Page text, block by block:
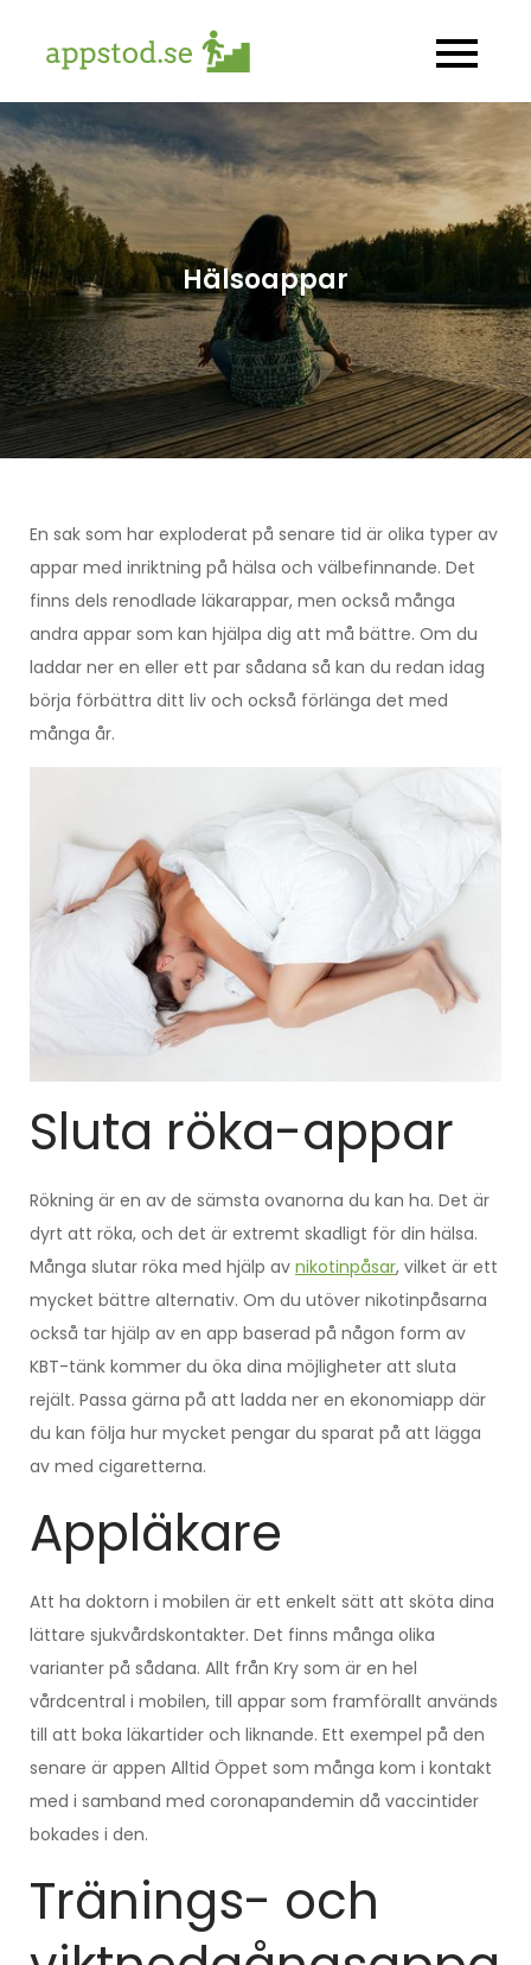
appstod.se
Allt om hälsoappar
Hälsoappar
En sak som har exploderat på senare tid är olika typer av
appar med inriktning på hälsa och välbefinnande. Det
finns dels renodlade läkarappar, men också många
andra appar som kan hjälpa dig att må bättre. Om du
laddar ner en eller ett par sådana så kan du redan idag
börja förbättra ditt liv och också förlänga det med
många år.
Sluta röka-appar
Rökning är en av de sämsta ovanorna du kan ha. Det är
dyrt att röka, och det är extremt skadligt för din hälsa.
Många slutar röka med hjälp av nikotinpåsar, vilket är ett
mycket bättre alternativ. Om du utöver nikotinpåsarna
också tar hjälp av en app baserad på någon form av
KBT-tänk kommer du öka dina möjligheter att sluta
rejält. Passa gärna på att ladda ner en ekonomiapp där
du kan följa hur mycket pengar du sparat på att lägga
av med cigaretterna.
Appläkare
Att ha doktorn i mobilen är ett enkelt sätt att sköta dina
lättare sjukvårdskontakter. Det finns många olika
varianter på sådana. Allt från Kry som är en hel
vårdcentral i mobilen, till appar som framförallt används
till att boka läkartider och liknande. Ett exempel på den
senare är appen Alltid Öppet som många kom i kontakt
med i samband med coronapandemin då vaccintider
bokades i den.
Tränings- och